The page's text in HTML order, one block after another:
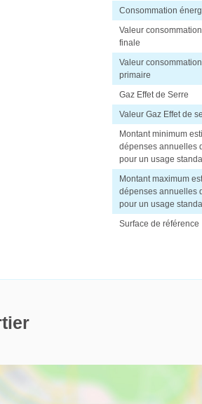
Consommation
Valeur
finale
Valeur
primaire
Gaz Effet de Serre
Valeur Gaz Effet de
Montant minimum
dépenses annuelles
pour un usage
Montant maximum
dépenses annuelles
pour un usage
Surface de référence